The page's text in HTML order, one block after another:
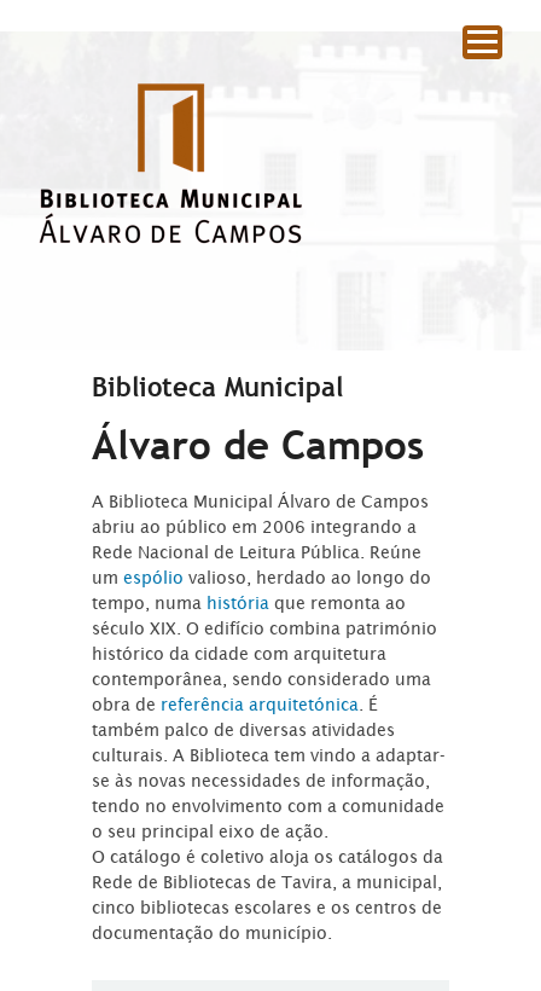
Biblioteca Municipal
Álvaro de Campos
A Biblioteca Municipal Álvaro de Campos
abriu ao público em 2006 integrando a
Rede Nacional de Leitura Pública. Reúne
umespóliovalioso, herdado ao longo do
tempo, numa história que remonta ao
século XIX. O edifício combina património
histórico da cidade com arquitetura
contemporânea, sendo considerado uma
obra de referência arquitetónica . É
também palco de diversas atividades
culturais. A Biblioteca tem vindo a adaptar-
se às novas necessidades de informação,
tendo no envolvimento com a comunidade
o seu principal eixo de ação.
O catálogo é coletivo aloja os catálogos da
Rede de Bibliotecas de Tavira, a municipal,
cinco bibliotecas escolares e os centros de
documentação do município.